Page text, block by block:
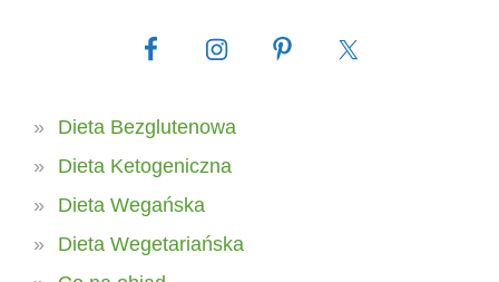
Dieta Bezglutenowa
Dieta Ketogeniczna
Dieta Wegańska
Dieta Wegetariańska